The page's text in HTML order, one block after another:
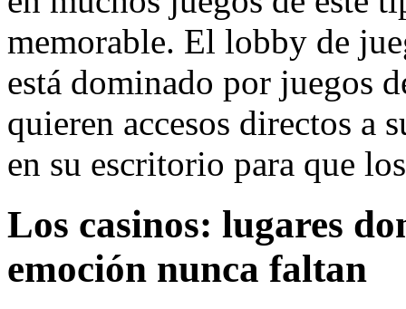
memorable. El lobby de
está dominado por juegos
quieren accesos directos a
en su escritorio para que
Los casinos: lugares
emoción nunca faltan